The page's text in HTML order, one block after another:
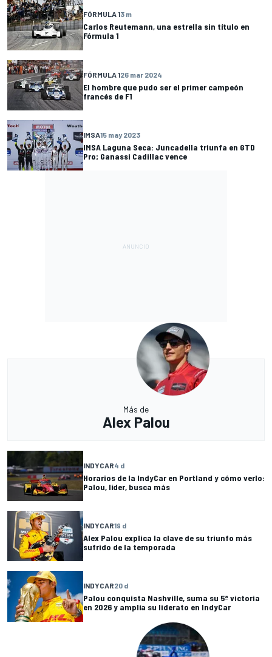
FÓRMULA 13 m
Carlos Reutemann, una estrella sin título en
Fórmula 1
FÓRMULA 126 mar 2024
El hombre que pudo ser el primer campeón
francés de F1
IMSA15 may 2023
IMSA Laguna Seca: Juncadella triunfa en GTD
Pro; Ganassi Cadillac vence
Más de
Alex Palou
INDYCAR4 d
Horarios de la IndyCar en Portland y cómo verlo:
Palou, líder, busca más
INDYCAR19 d
Alex Palou explica la clave de su triunfo más
sufrido de la temporada
INDYCAR20 d
Palou conquista Nashville, suma su 5ª victoria
en 2026 y amplía su liderato en IndyCar